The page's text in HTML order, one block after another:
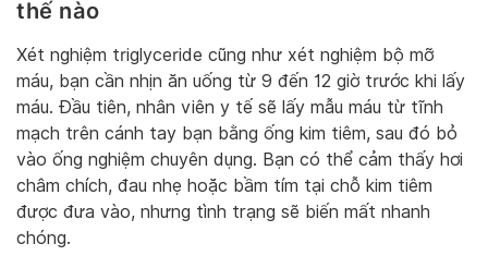
thế nào
Xét nghiệm triglyceride cũng như xét nghiệm bộ mỡ
máu, bạn cần nhịn ăn uống từ 9 đến 12 giờ trước khi lấy
máu. Đầu tiên, nhân viên y tế sẽ lấy mẫu máu từ tĩnh
mạch trên cánh tay bạn bằng ống kim tiêm, sau đó bỏ
vào ống nghiệm chuyên dụng. Bạn có thể cảm thấy hơi
châm chích, đau nhẹ hoặc bầm tím tại chỗ kim tiêm
được đưa vào, nhưng tình trạng sẽ biến mất nhanh
chóng.